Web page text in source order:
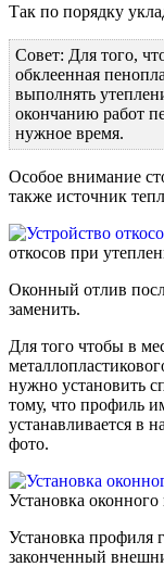
Так по порядку
Совет: Для того,
обклеенная
выполнять
окончанию работ
нужное время.
Особое внимание
также источник
откосов при
Оконный отлив
заменить.
Для того чтобы в
нужно установить
тому, что профиль
устанавливается в
фото.
Установка
Установка профиля
законченный